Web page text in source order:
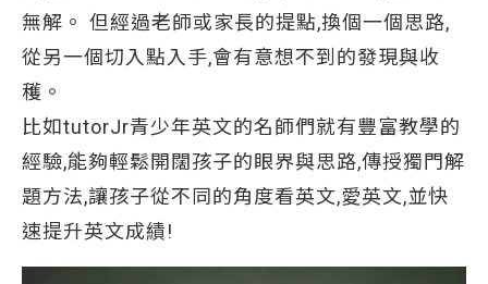
無解。 但經過老師或家長的提點,換個一個思路,
從另一個切入點入手,會有意想不到的發現與收
穫。
比如tutorJr青少年英文的名師們就有豐富教學的
經驗,能夠輕鬆開闊孩子的眼界與思路,傳授獨門解
題方法,讓孩子從不同的角度看英文,愛英文,並快
速提升英文成績!